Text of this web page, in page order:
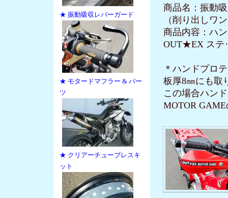
★ 振動吸収レバーガード
★ モタードマフラー & パー
ツ
★ クリアーチューブレスキ
ット
商品名：振動
（削り出しワ
商品内容：ハ
OUT★EX ス
＊ハンドプロ
板厚8㎜にも取
この場合ハン
MOTOR